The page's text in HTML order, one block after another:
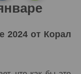
от Корал